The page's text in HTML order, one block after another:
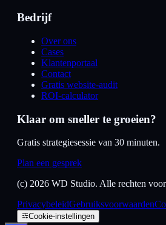
Bedrijf
Over ons
Cases
Klantenportaal
Contact
Gratis website-audit
ROI-calculator
Klaar om sneller te groeien?
Gratis strategiesessie van 30 minuten.
Plan een gesprek
(c) 2026 WD Studio. Alle rechten
PrivacybeleidGebruiksvoorwaarden
Cookie-instellingen